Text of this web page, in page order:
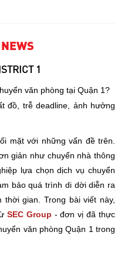
1
văn phòng tại Quận 1?
đồ, trễ deadline, ảnh hưởng
mặt với những vấn đề trên.
giản như chuyển nhà thông
lựa chọn dịch vụ chuyển
bảo quá trình di dời diễn ra
thời gian. Trong bài viết này,
SEC Group - đơn vị đã thực
văn phòng Quận 1 trong